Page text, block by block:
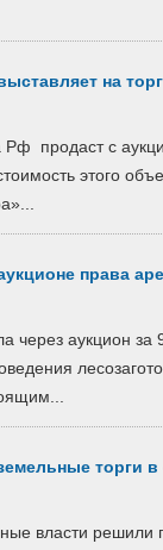
на
продаст с
этого
права
через аукцион
торги в
власти решили